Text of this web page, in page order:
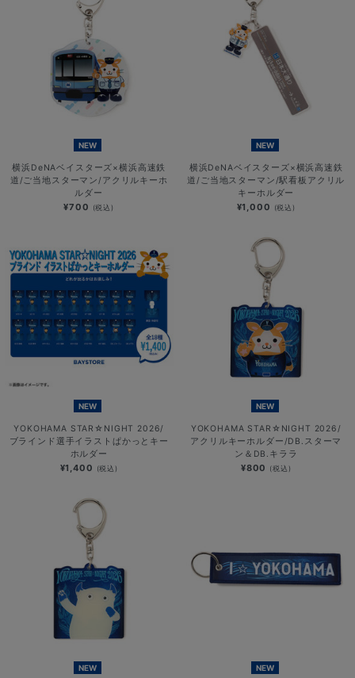
NEW
横浜DeNAベイスターズ×横浜高速鉄
道/ご当地スターマン/アクリルキーホ
ルダー
¥700 (税込)
NEW
横浜DeNAベイスターズ×横浜高速鉄
道/ご当地スターマン/駅看板アクリル
キーホルダー
¥1,000 (税込)
NEW
YOKOHAMA STAR☆NIGHT 2026/
ブラインド選手イラストぱかっとキー
ホルダー
¥1,400 (税込)
NEW
YOKOHAMA STAR☆NIGHT 2026/
アクリルキーホルダー/DB.スターマ
ン＆DB.キララ
¥800 (税込)
NEW NEW